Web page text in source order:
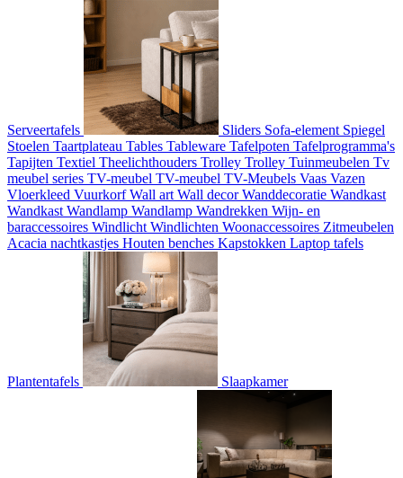
Serveertafels Sliders Sofa-element Spiegel
Stoelen Taartplateau Tables Tableware Tafelpoten Tafelprogramma's
Tapijten Textiel Theelichthouders Trolley Trolley Tuinmeubelen Tv
meubel series TV-meubel TV-meubel TV-Meubels Vaas Vazen
Vloerkleed Vuurkorf Wall art Wall decor Wanddecoratie Wandkast
Wandkast Wandlamp Wandlamp Wandrekken Wijn- en
baraccessoires Windlicht Windlichten Woonaccessoires Zitmeubelen
Acacia nachtkastjes Houten benches Kapstokken Laptop tafels
Plantentafels Slaapkamer